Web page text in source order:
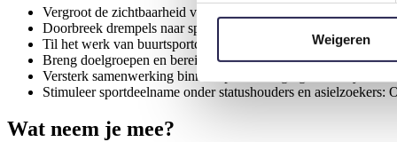
Weigeren
Vergroot de zichtbaarheid van HB Delft: Ontwikkel een
Doorbreek drempels naar sport en bewegen: Ontwikkel
Til het werk van buurtsportcoaches naar een hoger niveau:
Breng doelgroepen en bereik in kaart: Onderzoek wie we al
Versterk samenwerking binnen sportverenigingen: Analyseer
Stimuleer sportdeelname onder statushouders en
Wat neem je mee?